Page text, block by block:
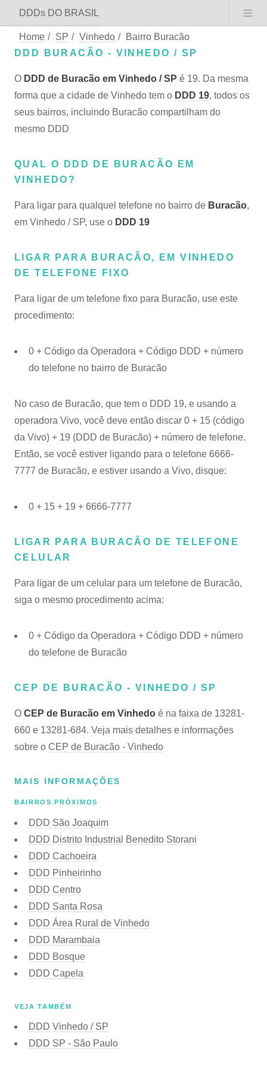
DDDs DO BRASIL
Home / SP / Vinhedo /
Bairro Buracão
DDD BURACÃO - VINHEDO / SP
O DDD de Buracão em Vinhedo / SP é 19. Da mesma
forma que a cidade de Vinhedo tem o DDD 19, todos os
seus bairros, incluindo Buracão compartilham do
mesmo DDD
QUAL O DDD DE BURACÃO EM
VINHEDO?
Para ligar para qualquel telefone no bairro de Buracão,
em Vinhedo / SP, use o DDD 19
LIGAR PARA BURACÃO, EM VINHEDO
DE TELEFONE FIXO
Para ligar de um telefone fixo para Buracão, use este
procedimento:
0 + Código da Operadora + Código DDD + número
do telefone no bairro de Buracão
No caso de Buracão, que tem o DDD 19, e usando a
operadora Vivo, você deve então discar 0 + 15 (código
da Vivo) + 19 (DDD de Buracão) + número de telefone.
Então, se você estiver ligando para o telefone 6666-
7777 de Buracão, e estiver usando a Vivo, disque:
0 + 15 + 19 + 6666-7777
LIGAR PARA BURACÃO DE TELEFONE
CELULAR
Para ligar de um celular para um telefone de Buracão,
siga o mesmo procedimento acima:
0 + Código da Operadora + Código DDD + número
do telefone de Buracão
CEP DE BURACÃO - VINHEDO / SP
O CEP de Buracão em Vinhedo é na faixa de 13281-
660 e 13281-684. Veja mais detalhes e informações
sobre o CEP de Buracão - Vinhedo
MAIS INFORMAÇÕES
BAIRROS PRÓXIMOS
DDD São Joaquim
DDD Distrito Industrial Benedito Storani
DDD Cachoeira
DDD Pinheirinho
DDD Centro
DDD Santa Rosa
DDD Área Rural de Vinhedo
DDD Marambaia
DDD Bosque
DDD Capela
VEJA TAMBÉM
DDD Vinhedo / SP
DDD SP - São Paulo